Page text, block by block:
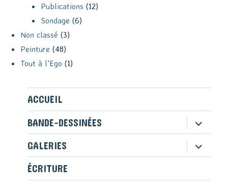
Publications (12)
Sondage (6)
Non classé (3)
Peinture (48)
Tout à l'Ego (1)
ACCUEIL
BANDE-DESSINÉES
ouvrir
le
sous-
menu
GALERIES ouvrir
le
ÉCRITURE